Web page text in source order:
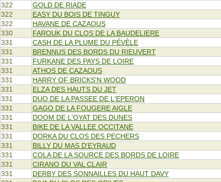
322
GOLD DE RIADE
322
EASY DU BOIS DE TINGUY
322
HAVANE DE CAZAOUS
330
FAROUK DU CLOS DE LA BAUDELIERE
331
CASH DE LA PLUME DU PÉVÈLE
331
BRENNUS DES BORDS DU RIEUVERT
331
FURKANE DES PAYS DE LOIRE
331
ATHOS DE CAZAOUS
331
HARRY OF BRICKS'N WOOD
331
ELZA DES HAUTS DU JET
331
DUO DE LA PASSEE DE L'EPERON
331
GAGO DE LA FOUGERE AIGLE
331
DOOM DE L'OYAT DES DUNES
331
BIKE DE LA VALLEE OCCITANE
331
DORKA DU CLOS DES PECHERS
331
BILLY DU MAS D'EYRAUD
331
COLA DE LA SOURCE DES BORDS DE LOIRE
331
CIRANO DU VAL CLAIR
331
DERBY DES SONNAILLES DU HAUT DAVY